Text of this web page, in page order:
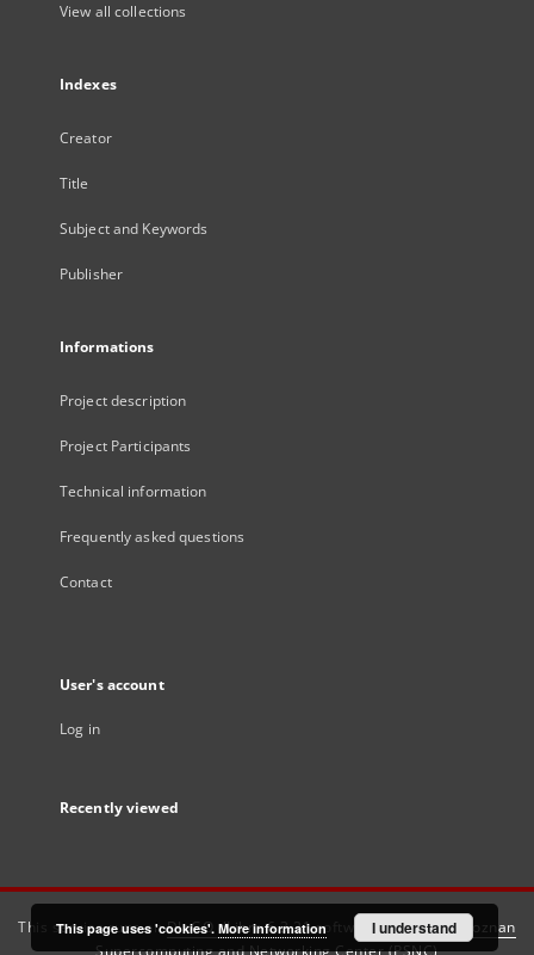
View all collections
Indexes
Creator
Title
Subject and Keywords
Publisher
Informations
Project description
Project Participants
Technical information
Frequently asked questions
Contact
User's account
Log in
Recently viewed
This service runs onDInGO dLibra 6.3.21software created by
Poznan
Supercomputing and Networking Center (PSNC)
This page uses 'cookies'. More information I understand